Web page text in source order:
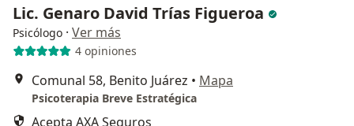
Lic. Genaro David Trías Figueroa
Psicólogo · Ver más
4 opiniones
Comunal 58, Benito Juárez • Mapa
Psicoterapia Breve Estratégica
Acepta AXA Seguros